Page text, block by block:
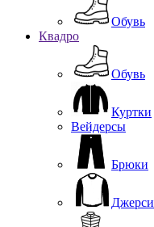
Обувь
Квадро
Обувь
Куртки
Вейдерсы
Брюки
Джерси